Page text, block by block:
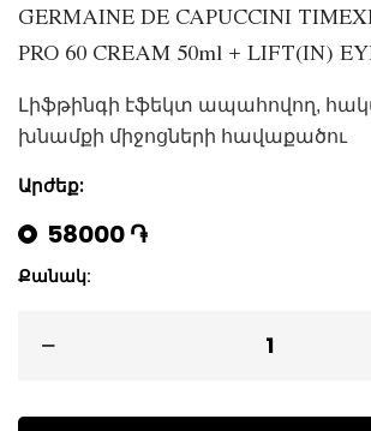
GERMAINE DE CAPUCCINI
PRO 60 CREAM 50ml + LIFT(IN)
Լիֆթինգի էֆեկտ ապահովող,
խնամքի միջոցների հավաքածու
Արժեք:
58000 ֏
Քանակ: